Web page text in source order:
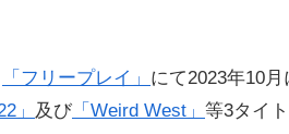
「フリープレイ」 にて2023年10
」 及び 「Weird West」 等3タイ